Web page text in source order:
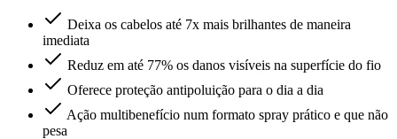
Deixa os cabelos até 7x mais brilhantes de maneira
imediata
Reduz em até 77% os danos visíveis na superfície do fio
Oferece proteção antipoluição para o dia a dia
Ação multibenefício num formato spray prático e que não
pesa